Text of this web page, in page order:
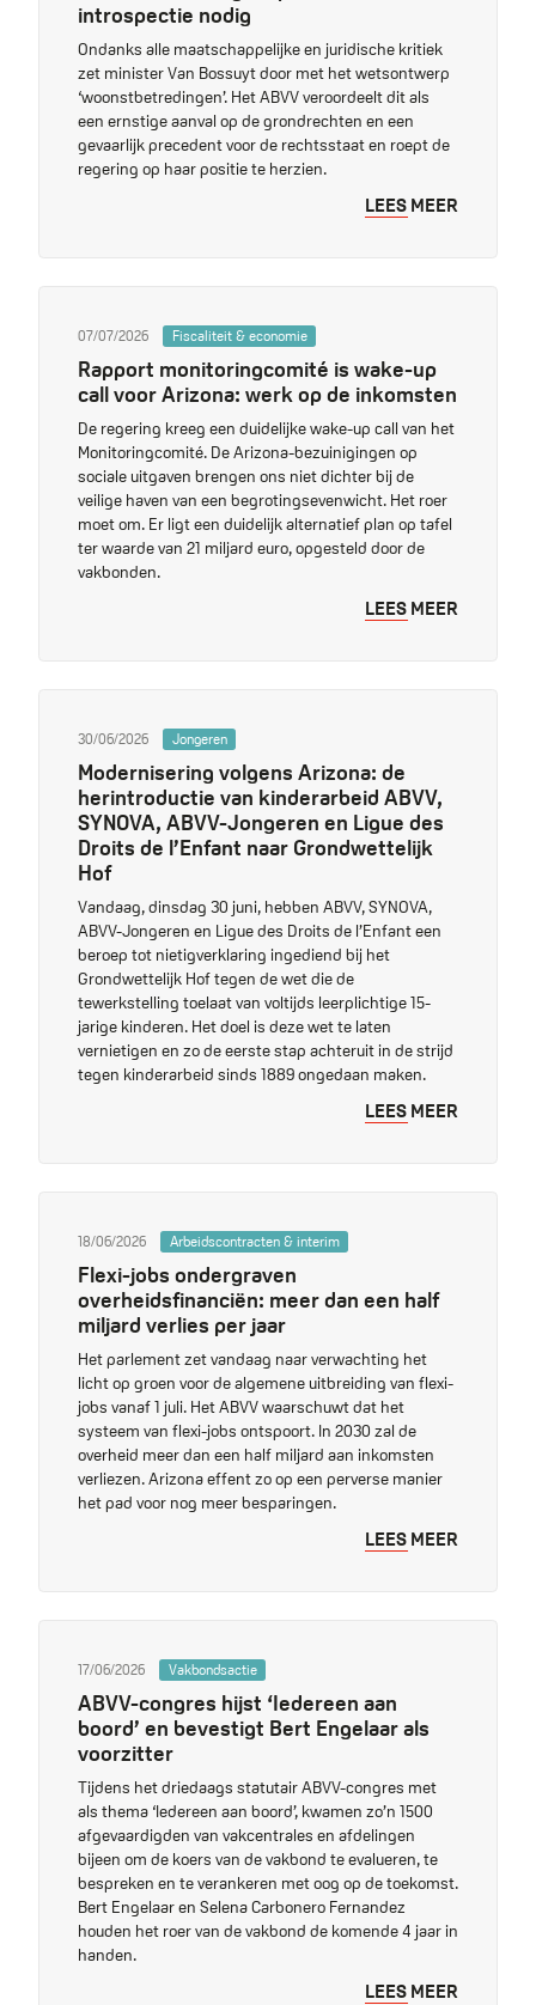
introspectie nodig
Ondanks alle maatschappelijke en juridische kritiek
zet minister Van Bossuyt door met het wetsontwerp
‘woonstbetredingen’. Het ABVV veroordeelt dit als
een ernstige aanval op de grondrechten en een
gevaarlijk precedent voor de rechtsstaat en roept de
regering op haar positie te herzien.
LEES MEER
07/07/2026 Fiscaliteit & economie
Rapport monitoringcomité is wake-up
call voor Arizona: werk op de inkomsten
De regering kreeg een duidelijke wake-up call van het
Monitoringcomité. De Arizona-bezuinigingen op
sociale uitgaven brengen ons niet dichter bij de
veilige haven van een begrotingsevenwicht. Het roer
moet om. Er ligt een duidelijk alternatief plan op tafel
ter waarde van 21 miljard euro, opgesteld door de
vakbonden.
LEES MEER
30/06/2026 Jongeren
Modernisering volgens Arizona: de
herintroductie van kinderarbeid ABVV,
SYNOVA, ABVV-Jongeren en Ligue des
Droits de l’Enfant naar Grondwettelijk
Hof
Vandaag, dinsdag 30 juni, hebben ABVV, SYNOVA,
ABVV-Jongeren en Ligue des Droits de l’Enfant een
beroep tot nietigverklaring ingediend bij het
Grondwettelijk Hof tegen de wet die de
tewerkstelling toelaat van voltijds leerplichtige 15-
jarige kinderen. Het doel is deze wet te laten
vernietigen en zo de eerste stap achteruit in de strijd
tegen kinderarbeid sinds 1889 ongedaan maken.
LEES MEER
18/06/2026 Arbeidscontracten & interim
Flexi-jobs ondergraven
overheidsfinanciën: meer dan een half
miljard verlies per jaar
Het parlement zet vandaag naar verwachting het
licht op groen voor de algemene uitbreiding van flexi-
jobs vanaf 1 juli. Het ABVV waarschuwt dat het
systeem van flexi-jobs ontspoort. In 2030 zal de
overheid meer dan een half miljard aan inkomsten
verliezen. Arizona effent zo op een perverse manier
het pad voor nog meer besparingen.
LEES MEER
17/06/2026 Vakbondsactie
ABVV-congres hijst ‘Iedereen aan
boord’ en bevestigt Bert Engelaar als
voorzitter
Tijdens het driedaags statutair ABVV-congres met
als thema ‘Iedereen aan boord’, kwamen zo’n 1500
afgevaardigden van vakcentrales en afdelingen
bijeen om de koers van de vakbond te evalueren, te
bespreken en te verankeren met oog op de toekomst.
Bert Engelaar en Selena Carbonero Fernandez
houden het roer van de vakbond de komende 4 jaar in
handen.
LEES MEER